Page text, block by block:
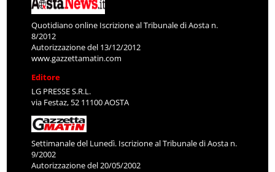
Quotidiano online Iscrizione al Tribunale di Aosta n.
8/2012
Autorizzazione del 13/12/2012
www.gazzettamatin.com
Editore
LG PRESSE S.R.L.
via Festaz, 52 11100 AOSTA
Settimanale del Lunedì. Iscrizione al Tribunale di Aosta n.
9/2002
Autorizzazione del 20/05/2002